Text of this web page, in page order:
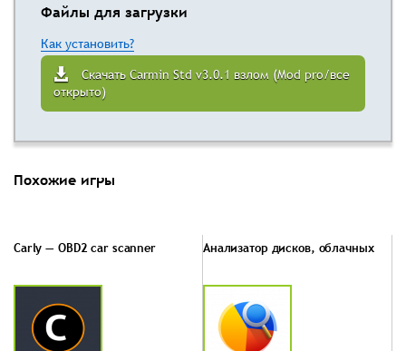
Файлы для загрузки
Как установить?
Скачать Carmin Std v3.0.1 взлом (Mod pro/все
открыто)
Похожие игры
Carly — OBD2 car scanner Анализатор дисков, облачных